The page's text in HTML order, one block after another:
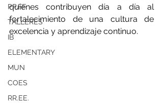
PP.FF
TALLERES
IB
ELEMENTARY
MUN
COES
RR.EE.
quienes contribuyen día a día al
fortalecimiento de una cultura de
excelencia y aprendizaje continuo.